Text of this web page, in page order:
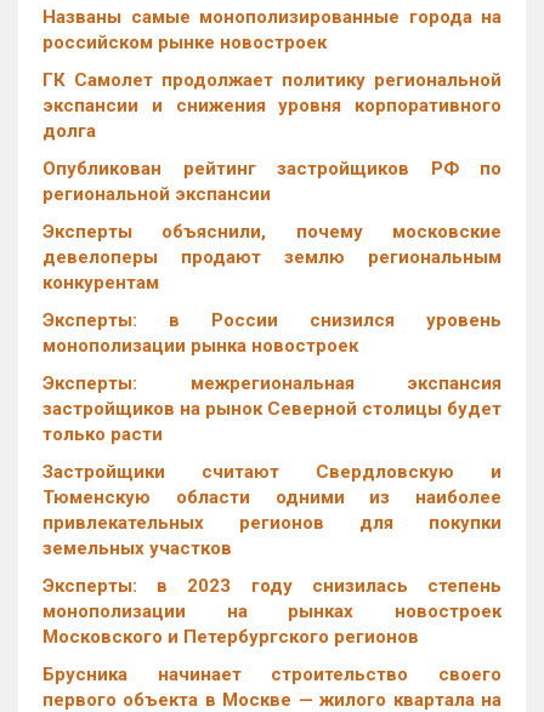
Названы самые монополизированные города на
российском рынке новостроек
ГК Самолет продолжает политику региональной
экспансии и снижения уровня корпоративного
долга
Опубликован рейтинг застройщиков РФ по
региональной экспансии
Эксперты объяснили, почему московские
девелоперы продают землю региональным
конкурентам
Эксперты: в России снизился уровень
монополизации рынка новостроек
Эксперты: межрегиональная экспансия
застройщиков на рынок Северной столицы будет
только расти
Застройщики считают Свердловскую и
Тюменскую области одними из наиболее
привлекательных регионов для покупки
земельных участков
Эксперты: в 2023 году снизилась степень
монополизации на рынках новостроек
Московского и Петербургского регионов
Брусника начинает строительство своего
первого объекта в Москве — жилого квартала на